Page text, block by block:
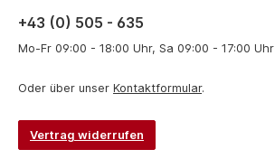
+43 (0) 505 - 635
Mo-Fr 09:00 - 18:00 Uhr, Sa 09:00 - 17:00 Uhr
Oder über unser Kontaktformular.
Vertrag widerrufen